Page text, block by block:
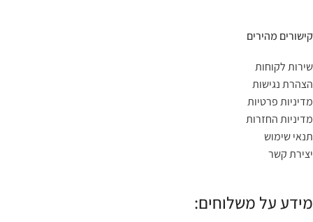
קישורים מהירים
שירות לקוחות
הצהרת נגישות
מדיניות פרטיות
מדיניות החזרות
תנאי שימוש
יצירת קשר
מידע על משלוחים: